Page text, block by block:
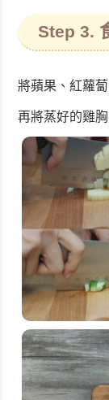
Step 3.
將蘋果、紅蘿
再將蒸好的雞